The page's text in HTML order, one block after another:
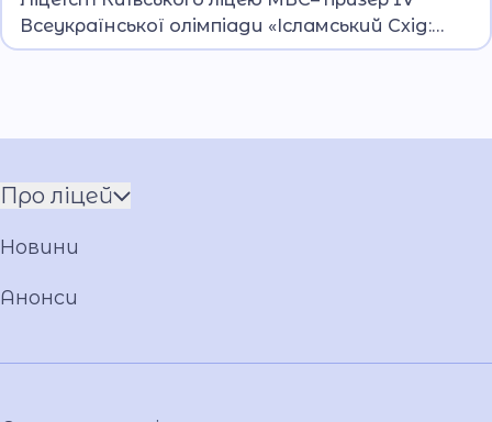
національного університету імені Тараса
Всеукраїнської олімпіади «Ісламський Схід:
історія та сучасність»
Про ліцей
Установчі документи
Новини
Анонси